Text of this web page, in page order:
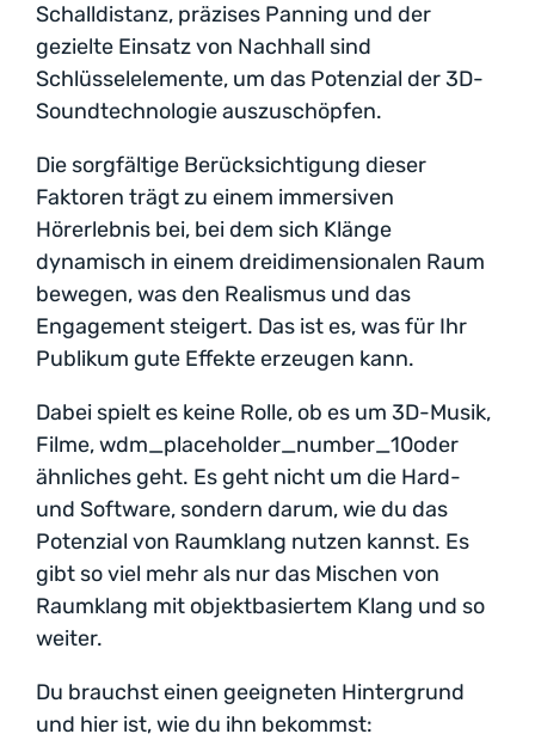
Schalldistanz, präzises Panning und der
gezielte Einsatz von Nachhall sind
Schlüsselelemente, um das Potenzial der 3D-
Soundtechnologie auszuschöpfen.
Die sorgfältige Berücksichtigung dieser
Faktoren trägt zu einem immersiven
Hörerlebnis bei, bei dem sich Klänge
dynamisch in einem dreidimensionalen Raum
bewegen, was den Realismus und das
Engagement steigert. Das ist es, was für Ihr
Publikum gute Effekte erzeugen kann.
Dabei spielt es keine Rolle, ob es um 3D-Musik,
Filme, wdm_placeholder_number_10oder
ähnliches geht. Es geht nicht um die Hard-
und Software, sondern darum, wie du das
Potenzial von Raumklang nutzen kannst. Es
gibt so viel mehr als nur das Mischen von
Raumklang mit objektbasiertem Klang und so
weiter.
Du brauchst einen geeigneten Hintergrund
und hier ist, wie du ihn bekommst: